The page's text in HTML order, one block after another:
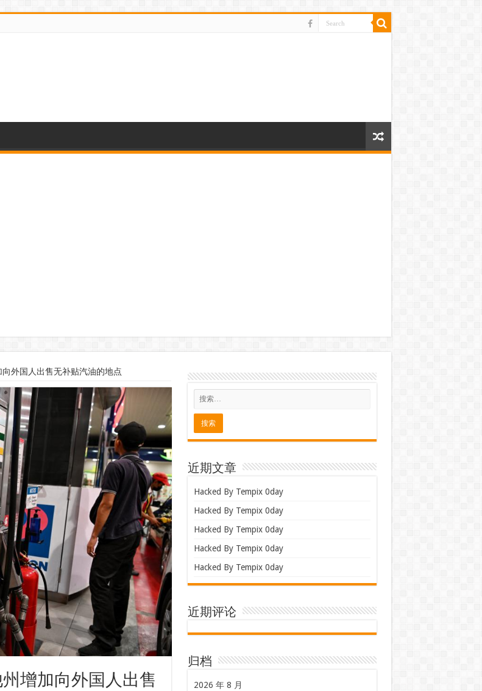
外国人出售无补贴汽油的地点
增加向外国人出售
近期文章
Hacked By Tempix 0day
Hacked By Tempix 0day
Hacked By Tempix 0day
Hacked By Tempix 0day
Hacked By Tempix 0day
近期评论
归档
2026 年 8 月